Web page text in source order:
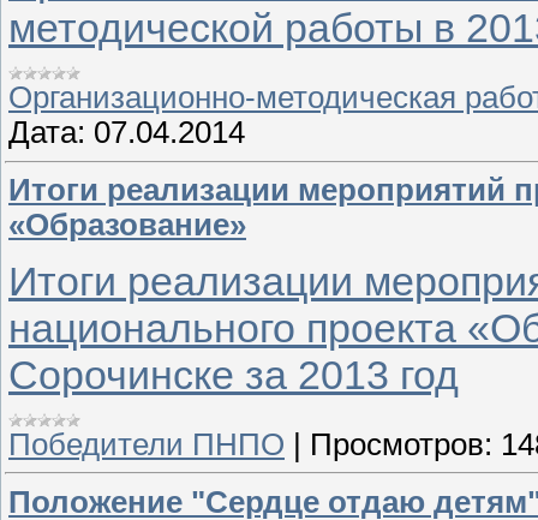
методической работы в
Организационно-методическая
Дата: 07.04.2014
Итоги реализации мероприятий
«Образование»
Итоги реализации
национального проекта
Сорочинске за 2013 год
Победители ПНПО Просмотров:
Положение "Сердце отдаю